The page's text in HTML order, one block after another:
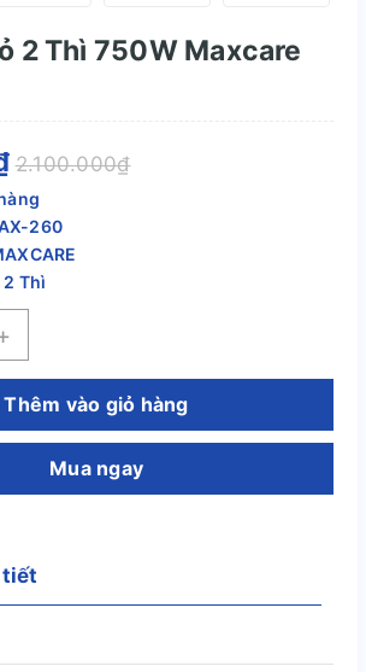
2 Thì 750W Maxcare
2.100.000₫
260
2 Thì
Thêm vào giỏ hàng
Mua ngay